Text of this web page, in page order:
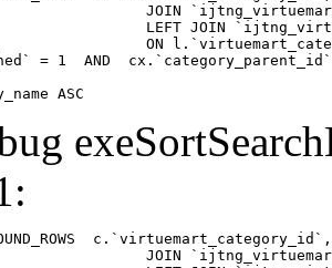
= 1  AND
ASC